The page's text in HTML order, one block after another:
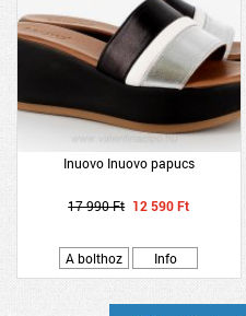
Inuovo Inuovo papucs
17 990 Ft 12 590 Ft
A bolthoz Info